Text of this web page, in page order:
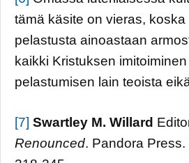
tämä käsite on vieras, koska
pelastusta ainoastaan
kaikki Kristuksen
pelastumisen lain teoista
[7] Swartley M. Willard
Renounced. Pandora